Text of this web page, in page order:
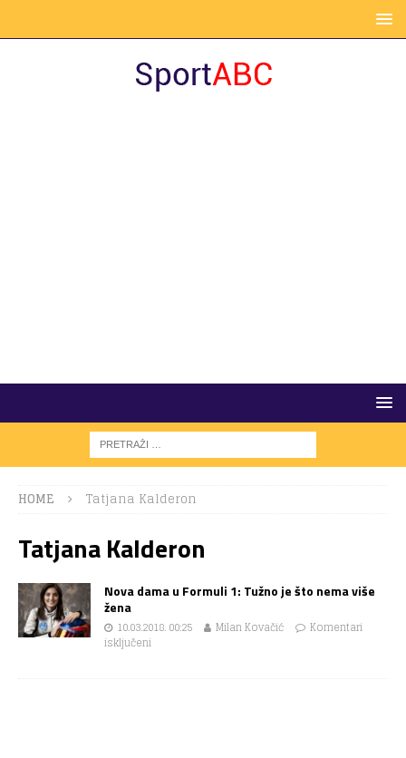
HOME Tatjana Kalderon
Tatjana Kalderon
Nova dama u Formuli 1: Tužno je što nema više
žena
10.03.2018. 00:25 Milan Kovačić
Komentari
isključeni